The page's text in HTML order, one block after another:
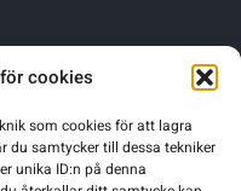
cookies
som cookies för att lagra
samtycker till dessa tekniker
unika ID:n på denna